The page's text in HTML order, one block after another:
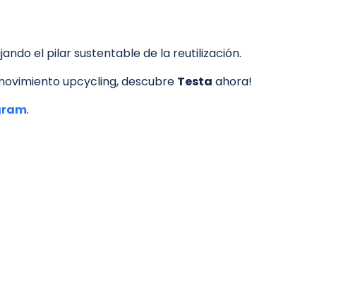
el pilar sustentable de la reutilización.
upcycling, descubre Testa ahora!
.